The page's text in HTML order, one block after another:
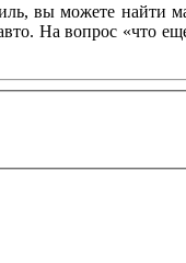
вы можете найти
На вопрос «что